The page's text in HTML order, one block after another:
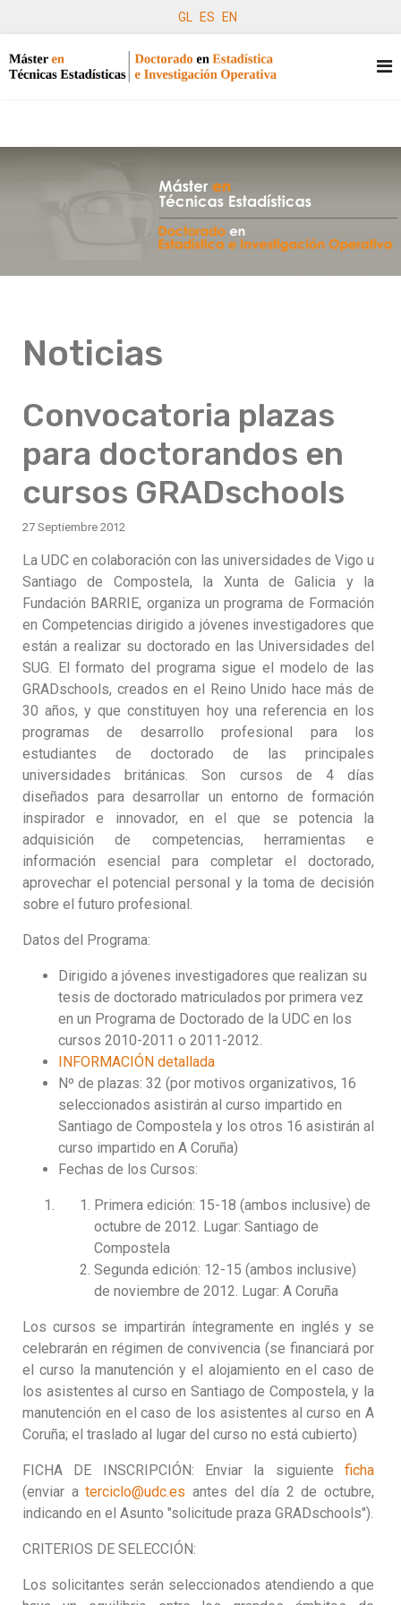
GL ES EN
Noticias
Convocatoria plazas
para doctorandos en
cursos GRADschools
27 Septiembre 2012
La UDC en colaboración con las universidades de Vigo u
Santiago de Compostela, la Xunta de Galicia y la
Fundación BARRIE, organiza un programa de Formación
en Competencias dirigido a jóvenes investigadores que
están a realizar su doctorado en las Universidades del
SUG. El formato del programa sigue el modelo de las
GRADschools, creados en el Reino Unido hace más de
30 años, y que constituyen hoy una referencia en los
programas de desarrollo profesional para los
estudiantes de doctorado de las principales
universidades británicas. Son cursos de 4 días
diseñados para desarrollar un entorno de formación
inspirador e innovador, en el que se potencia la
adquisición de competencias, herramientas e
información esencial para completar el doctorado,
aprovechar el potencial personal y la toma de decisión
sobre el futuro profesional.
Datos del Programa:
Dirigido a jóvenes investigadores que realizan su
tesis de doctorado matriculados por primera vez
en un Programa de Doctorado de la UDC en los
cursos 2010-2011 o 2011-2012.
INFORMACIÓN detallada
Nº de plazas: 32 (por motivos organizativos, 16
seleccionados asistirán al curso impartido en
Santiago de Compostela y los otros 16 asistirán al
curso impartido en A Coruña)
Fechas de los Cursos:
Primera edición: 15-18 (ambos inclusive) de
octubre de 2012. Lugar: Santiago de
Compostela
Segunda edición: 12-15 (ambos inclusive)
de noviembre de 2012. Lugar: A Coruña
Los cursos se impartirán íntegramente en inglés y se
celebrarán en régimen de convivencia (se financiará por
el curso la manutención y el alojamiento en el caso de
los asistentes al curso en Santiago de Compostela, y la
manutención en el caso de los asistentes al curso en A
Coruña; el traslado al lugar del curso no está cubierto)
FICHA DE INSCRIPCIÓN: Enviar la siguiente ficha
(enviar aterciclo@udc.es antes del día 2 de octubre,
indicando en el Asunto "solicitude praza GRADschools").
CRITERIOS DE SELECCIÓN:
Los solicitantes serán seleccionados atendiendo a que